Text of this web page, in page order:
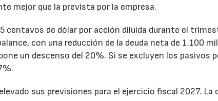
mejor que la prevista por la empresa.
centavos de dólar por acción diluida durante el
con una reducción de la deuda neta de 1.100
un descenso del 20%. Si se excluyen los pasivos
sus previsiones para el ejercicio fiscal 2027. La